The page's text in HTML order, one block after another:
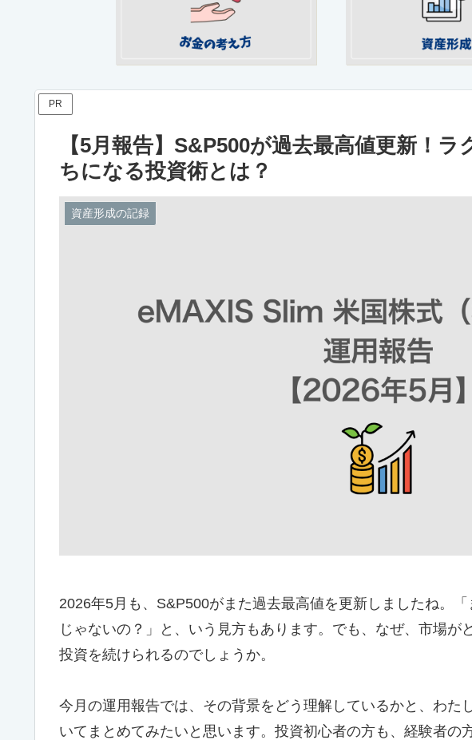
PR
【5月報告】S&P500が過去最高値更新！
ちになる投資術とは？
資産形成の記録
2026年5月も、S&P500がまた過去最高値を更新しましたね。
じゃないの？」と、いう見方もあります。でも、なぜ、市場が
投資を続けられるのでしょうか。
今月の運用報告では、その背景をどう理解しているかと、わた
いてまとめてみたいと思います。投資初心者の方も、経験者の